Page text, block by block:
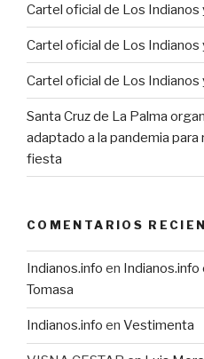
Cartel oficial de Los
Cartel oficial de Los
Cartel oficial de Los
Santa Cruz de La Palma
adaptado a la pandemia para
fiesta
COMENTARIOS
Indianos.info en
Tomasa
Indianos.info en Vestimenta